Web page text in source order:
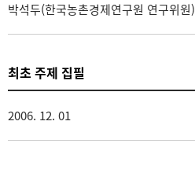
박석두(한국농촌경제연구원 연구위원)
최초 주제 집필
2006. 12. 01